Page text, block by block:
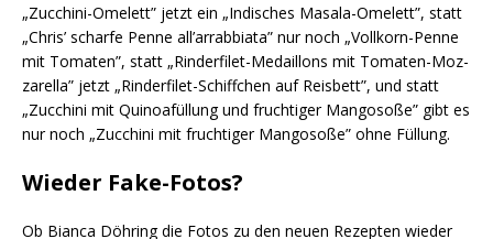
„Zuc­chi­ni-Ome­lett” jetzt ein „Indi­sches Masa­la-Ome­lett”, statt
„Chris’ schar­fe Pen­ne all’ar­rab­bia­ta” nur noch „Voll­korn-Pen­ne
mit Toma­ten”, statt „Rin­der­fi­let-Medail­lons mit Toma­ten-Moz­
za­rel­la” jetzt „Rin­der­fi­let-Schiff­chen auf Reis­bett”, und statt
„Zuc­chi­ni mit Qui­noa­fül­lung und fruch­ti­ger Man­go­so­ße” gibt es
nur noch „Zuc­chi­ni mit fruch­ti­ger Man­go­so­ße” ohne Füllung.
Wieder Fake-Fotos?
Ob Bian­ca Döh­ring die Fotos zu den neu­en Rezep­ten wie­der